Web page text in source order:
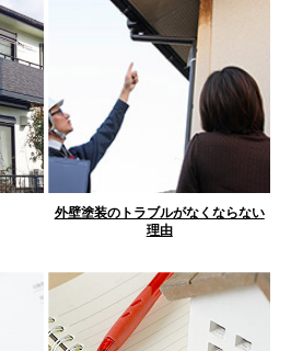
外壁塗装のトラブルがなくならない
理由